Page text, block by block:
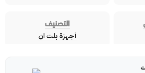
التصنيف
أجهزة بلت ان